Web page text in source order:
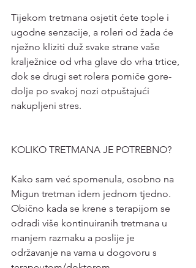
Tijekom tretmana osjetit ćete tople i
ugodne senzacije, a roleri od žada će
nježno kliziti duž svake strane vaše
kralježnice od vrha glave do vrha trtice,
dok se drugi set rolera pomiče gore-
dolje po svakoj nozi otpuštajući
nakupljeni stres.
KOLIKO TRETMANA JE POTREBNO?
Kako sam već spomenula, osobno na
Migun tretman idem jednom tjedno.
Obično kada se krene s terapijom se
odradi više kontinuiranih tretmana u
manjem razmaku a poslije je
održavanje na vama u dogovoru s